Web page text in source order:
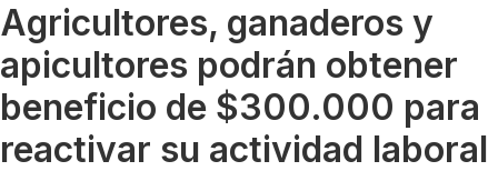
Agricultores, ganaderos y
apicultores podrán obtener
beneficio de $300.000 para
reactivar su actividad laboral